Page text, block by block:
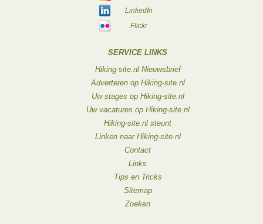
LinkedIn
Flickr
SERVICE LINKS
Hiking-site.nl Nieuwsbrief
Adverteren op Hiking-site.nl
Uw stages op Hiking-site.nl
Uw vacatures op Hiking-site.nl
Hiking-site.nl steunt
Linken naar Hiking-site.nl
Contact
Links
Tips en Tricks
Sitemap
Zoeken